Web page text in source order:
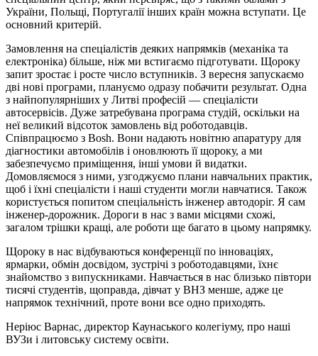
України, Польщі, Португалії інших країн можна вступати. Це
основний критерій.
Замовлення на спеціалістів деяких напрямків (механіка та
електроніка) більше, ніж ми встигаємо підготувати. Щороку
запит зростає і росте число вступників. З вересня запускаємо
дві нові програми, плануємо одразу побачити результат. Одна
з найпопулярніших у Литві професій — спеціалісти
автосервісів. Дуже затребувана програма студій, оскільки на
неї великий відсоток замовлень від роботодавців.
Співпрацюємо з Bosh. Вони надають новітню апаратуру для
діагностики автомобілів і оновлюють її щороку, а ми
забезпечуємо приміщення, інші умови й видатки.
Домовляємося з ними, узгоджуємо плани навчальних практик,
щоб і їхні спеціалісти і наші студенти могли навчатися. Також
користується попитом спеціальність інженер автодоріг. Я сам
інженер-дорожник. Дороги в нас з вами місцями схожі,
загалом трішки кращі, але роботи ще багато в цьому напрямку.
Щороку в нас відбуваються конференції по інноваціях,
ярмарки, обмін досвідом, зустрічі з роботодавцями, їхнє
знайомство з випускниками. Навчається в нас близько півтори
тисячі студентів, щоправда, дівчат у ВНЗ менше, адже це
напрямок технічний, проте вони все одно приходять.
Неріюс Варнас, директор Каунаського колегіуму, про наші
ВУЗи і литовську систему освіти.